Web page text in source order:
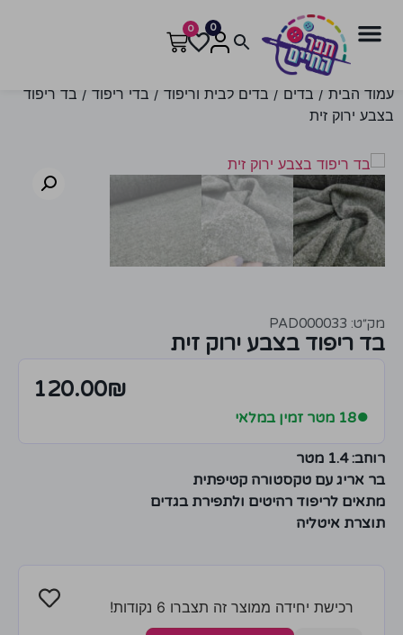
0
0
עמוד הבית / בדים / בדים לבית וריפוד / בדי ריפוד / בד ריפוד
בצבע ירוק זית
מק״ט: PAD000033
בד ריפוד בצבע ירוק זית
120.00₪
●18 מטר זמין במלאי
רוחב: 1.4 מטר
בר אריג עם טקסטורה קטיפתית
מתאים לריפוד רהיטים ולתפירת בגדים
תוצרת איטליה
רכישת יחידה ממוצר זה תצברו 6 נקודות!